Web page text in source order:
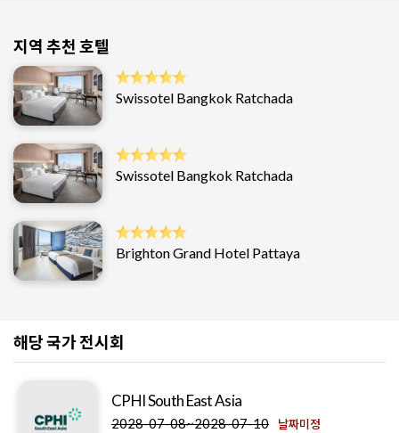
지역 추천 호텔
Swissotel Bangkok Ratchada
Swissotel Bangkok Ratchada
Brighton Grand Hotel Pattaya
해당 국가 전시회
CPHI South East Asia
2028-07-08~2028-07-10 날짜미정